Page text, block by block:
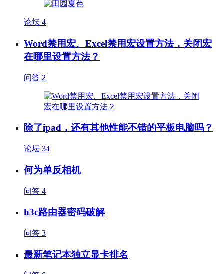
论坛 4
Word禁用宏、Excel禁用宏设置方法，关闭宏
在哪里设置方法？
问答 2
除了ipad，还有其他性能不错的平板电脑吗？
论坛 34
何为单反相机
问答 4
h3c路由器密码破解
问答 3
最新笔记本独立显卡排名